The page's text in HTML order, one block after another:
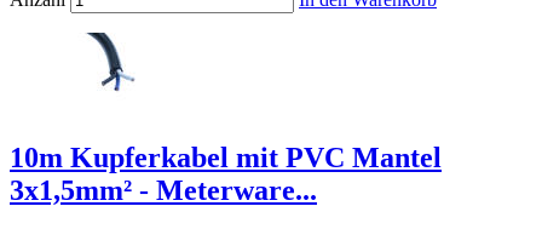
10m Kupferkabel mit PVC Mantel
3x1,5mm² - Meterware...